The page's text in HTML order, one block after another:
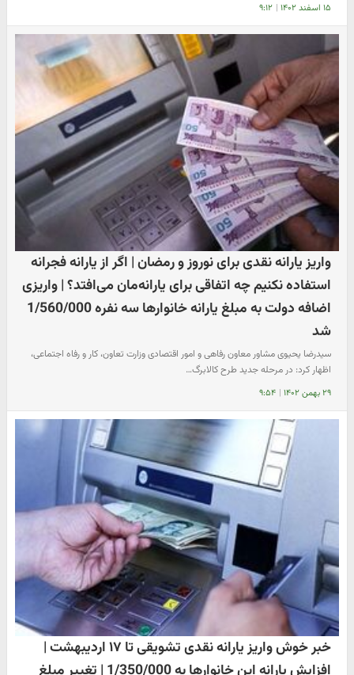
۱۵ اسفند ۱۴۰۲ | ۹:۱۲
واریز یارانه نقدی برای نوروز و رمضان | اگر از یارانه فجرانه
استفاده نکنیم چه اتفاقی برای یارانه‌مان می‌افتد؟ | واریزی
اضافه دولت به مبلغ یارانه خانوارها سه نفره 1/560/000
شد
سیدرضا یحیوی مشاور معاون رفاهی و امور اقتصادی وزارت تعاون، کار و رفاه اجتماعی،
اظهار کرد: در مرحله جدید طرح کالابرگ…
۲۹ بهمن ۱۴۰۲ | ۹:۵۴
خبر خوش واریز یارانه نقدی تشویقی تا ۱۷ اردیبهشت |
افزایش یارانه این خانوارها به 1/350/000 | تغییر مبلغ